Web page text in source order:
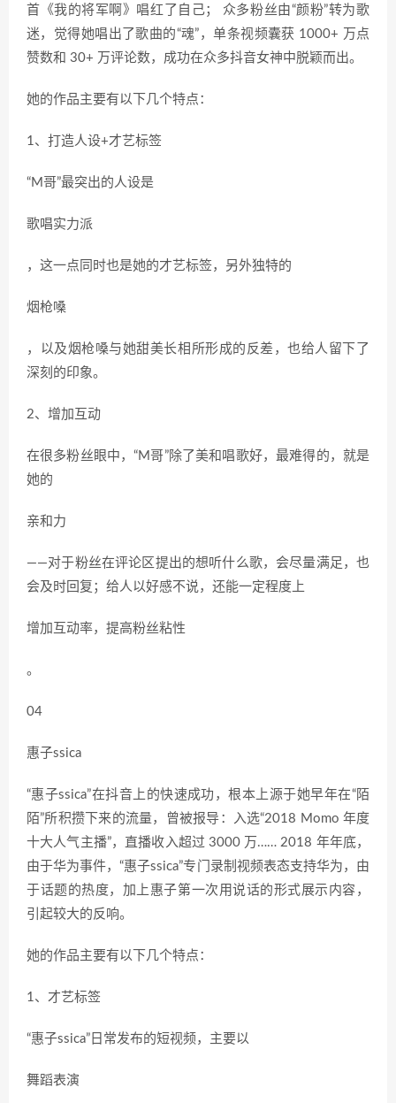
首《我的将军啊》唱红了自己； 众多粉丝由“颜粉”转为歌
迷，觉得她唱出了歌曲的“魂”，单条视频囊获 1000+ 万点
赞数和 30+ 万评论数，成功在众多抖音女神中脱颖而出。
她的作品主要有以下几个特点：
1、打造人设+才艺标签
“M哥”最突出的人设是
歌唱实力派
，这一点同时也是她的才艺标签，另外独特的
烟枪嗓
，以及烟枪嗓与她甜美长相所形成的反差，也给人留下了
深刻的印象。
2、增加互动
在很多粉丝眼中，“M哥”除了美和唱歌好，最难得的，就是
她的
亲和力
——对于粉丝在评论区提出的想听什么歌，会尽量满足，也
会及时回复；给人以好感不说，还能一定程度上
增加互动率，提高粉丝粘性
。
04
惠子ssica
“惠子ssica”在抖音上的快速成功，根本上源于她早年在“陌
陌”所积攒下来的流量，曾被报导：入选“2018 Momo 年度
十大人气主播”，直播收入超过 3000 万…… 2018 年年底，
由于华为事件，“惠子ssica”专门录制视频表态支持华为，由
于话题的热度，加上惠子第一次用说话的形式展示内容，
引起较大的反响。
她的作品主要有以下几个特点：
1、才艺标签
“惠子ssica”日常发布的短视频，主要以
舞蹈表演